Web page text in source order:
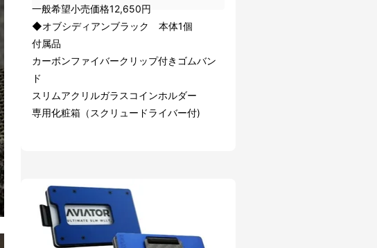
一般希望小売価格12,650円
◆オブシディアンブラック 本体1個
付属品
カーボンファイバークリップ付きゴムバン
ド
スリムアクリルガラスコインホルダー
専用化粧箱（スクリュードライバー付)